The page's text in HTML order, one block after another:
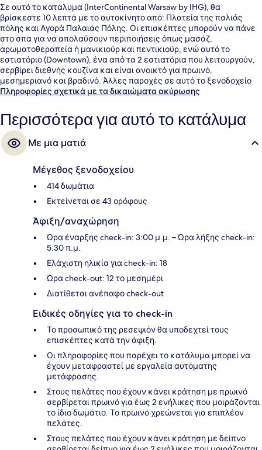
Σε αυτό το κατάλυμα (InterContinental Warsaw by IHG), θα
βρίσκεστε 10 λεπτά με το αυτοκίνητο από: Πλατεία της παλιάς
πόλης και Αγορά Παλαιάς Πόλης. Οι επισκέπτες μπορούν να πάνε
στο σπα για να απολαύσουν περιποιήσεις όπως μασάζ,
αρωματοθεραπεία ή μανικιούρ και πεντικιούρ, ενώ αυτό το
εστιατόριο (Downtown), ένα από τα 2 εστιατόρια που λειτουργούν,
σερβίρει διεθνής κουζίνα και είναι ανοικτό για πρωινό,
μεσημεριανό και βραδινό. Άλλες παροχές σε αυτό το ξενοδοχείο
(πολυτελείας) περιλαμβάνουν εσωτερική πισίνα, μπαρ/lounge και
λατρεύουν το εξυπηρετικό προσωπικό. Το κατάλυμα βρίσκεται σε
πολύ κοντινή απόσταση με τα πόδια από τα μέσα μαζικής
μεταφοράς: το σημείο επιβίβασης Στάση Τραμ Rondo ONZ 03
βρίσκεται σε απόσταση 5 λεπτών και το σημείο επιβίβασης
Σταθμός Rondo ONZ βρίσκεται σε απόσταση 6 λεπτών.
Πληροφορίες σχετικά με τα δικαιώματα ακύρωσης
Περισσότερα για αυτό το κατάλυμα
Με μια ματιά
Μέγεθος ξενοδοχείου
414 δωμάτια
Εκτείνεται σε 43 ορόφους
Άφιξη/αναχώρηση
Ώρα έναρξης check-in: 3:00 μ.μ. – Ώρα λήξης check-in:
5:30 π.μ.
Ελάχιστη ηλικία για check-in: 18
Ώρα check-out: 12 το μεσημέρι
Διατίθεται ανέπαφο check-out
Ειδικές οδηγίες για το check-in
Το προσωπικό της ρεσεψιόν θα υποδεχτεί τους
επισκέπτες κατά την άφιξη.
Οι πληροφορίες που παρέχει το κατάλυμα μπορεί να
έχουν μεταφραστεί με εργαλεία αυτόματης
μετάφρασης.
Στους πελάτες που έχουν κάνει κράτηση με πρωινό
σερβίρεται πρωινό για έως 2 ενήλικες που μοιράζονται
το ίδιο δωμάτιο. Το πρωινό χρεώνεται για επιπλέον
πελάτες.
Στους πελάτες που έχουν κάνει κράτηση με δείπνο